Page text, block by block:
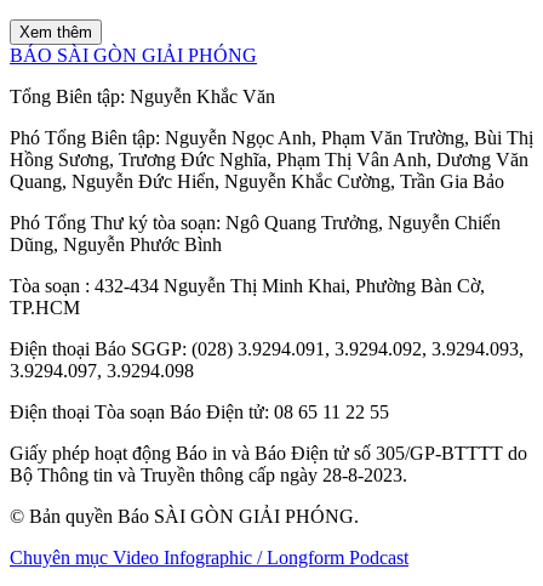
Xem thêm
BÁO SÀI GÒN GIẢI PHÓNG
Tổng Biên tập: Nguyễn Khắc Văn
Phó Tổng Biên tập: Nguyễn Ngọc Anh, Phạm Văn Trường, Bùi Thị
Hồng Sương, Trương Đức Nghĩa, Phạm Thị Vân Anh, Dương Văn
Quang, Nguyễn Đức Hiển, Nguyễn Khắc Cường, Trần Gia Bảo
Phó Tổng Thư ký tòa soạn: Ngô Quang Trưởng, Nguyễn Chiến
Dũng, Nguyễn Phước Bình
Tòa soạn : 432-434 Nguyễn Thị Minh Khai, Phường Bàn Cờ,
TP.HCM
Điện thoại Báo SGGP: (028) 3.9294.091, 3.9294.092, 3.9294.093,
3.9294.097, 3.9294.098
Điện thoại Tòa soạn Báo Điện tử: 08 65 11 22 55
Giấy phép hoạt động Báo in và Báo Điện tử số 305/GP-BTTTT do
Bộ Thông tin và Truyền thông cấp ngày 28-8-2023.
© Bản quyền Báo SÀI GÒN GIẢI PHÓNG.
Chuyên mục Video Infographic / Longform Podcast